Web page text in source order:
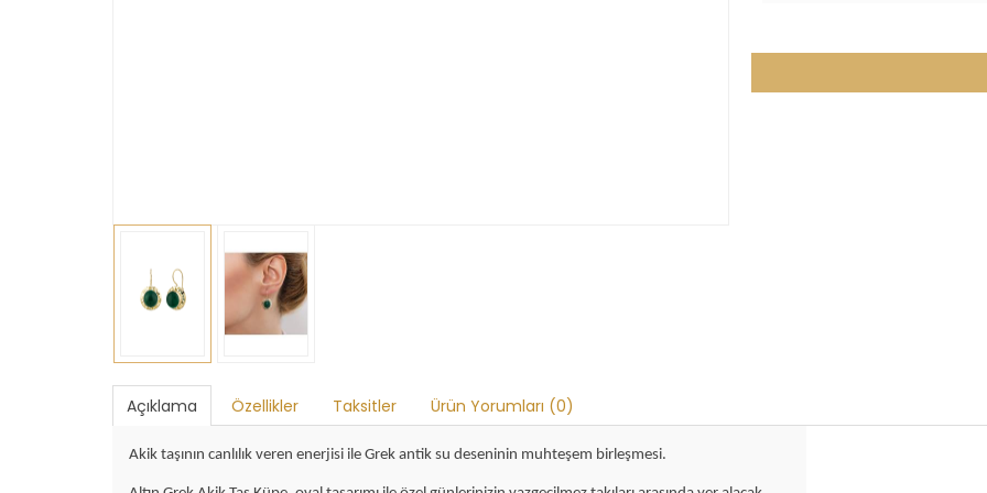
Açıklama Özellikler Taksitler Ürün Yorumları (0)
Akik taşının canlılık veren enerjisi ile Grek antik su deseninin muhteşem birleşmesi.